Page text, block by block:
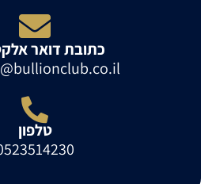
כתובת דואר
טלפון